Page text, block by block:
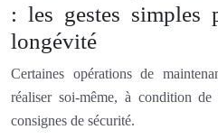
: les gestes simples
longévité
Certaines opérations de
réaliser soi-même, à condition de
consignes de sécurité.